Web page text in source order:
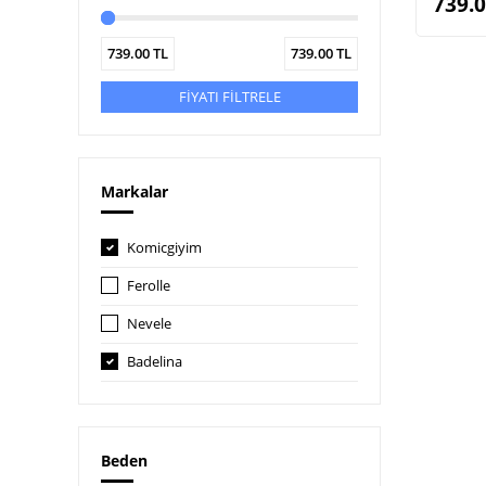
739.00TL 739.00TL
FİYATI FİLTRELE
Markalar
Komicgiyim
Ferolle
Nevele
Badelina
Beden